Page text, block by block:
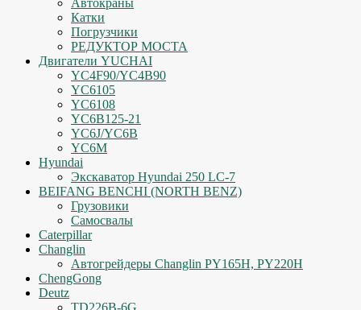
Автокраны
Катки
Погрузчики
РЕДУКТОР МОСТА
Двигатели YUCHAI
YC4F90/YC4B90
YC6105
YC6108
YC6B125-21
YC6J/YC6B
YC6M
Hyundai
Экскаватор Hyundai 250 LC-7
BEIFANG BENCHI (NORTH BENZ)
Грузовики
Самосвалы
Caterpillar
Changlin
Автогрейдеры Changlin PY165H, PY220H
ChengGong
Deutz
TD226B-6G